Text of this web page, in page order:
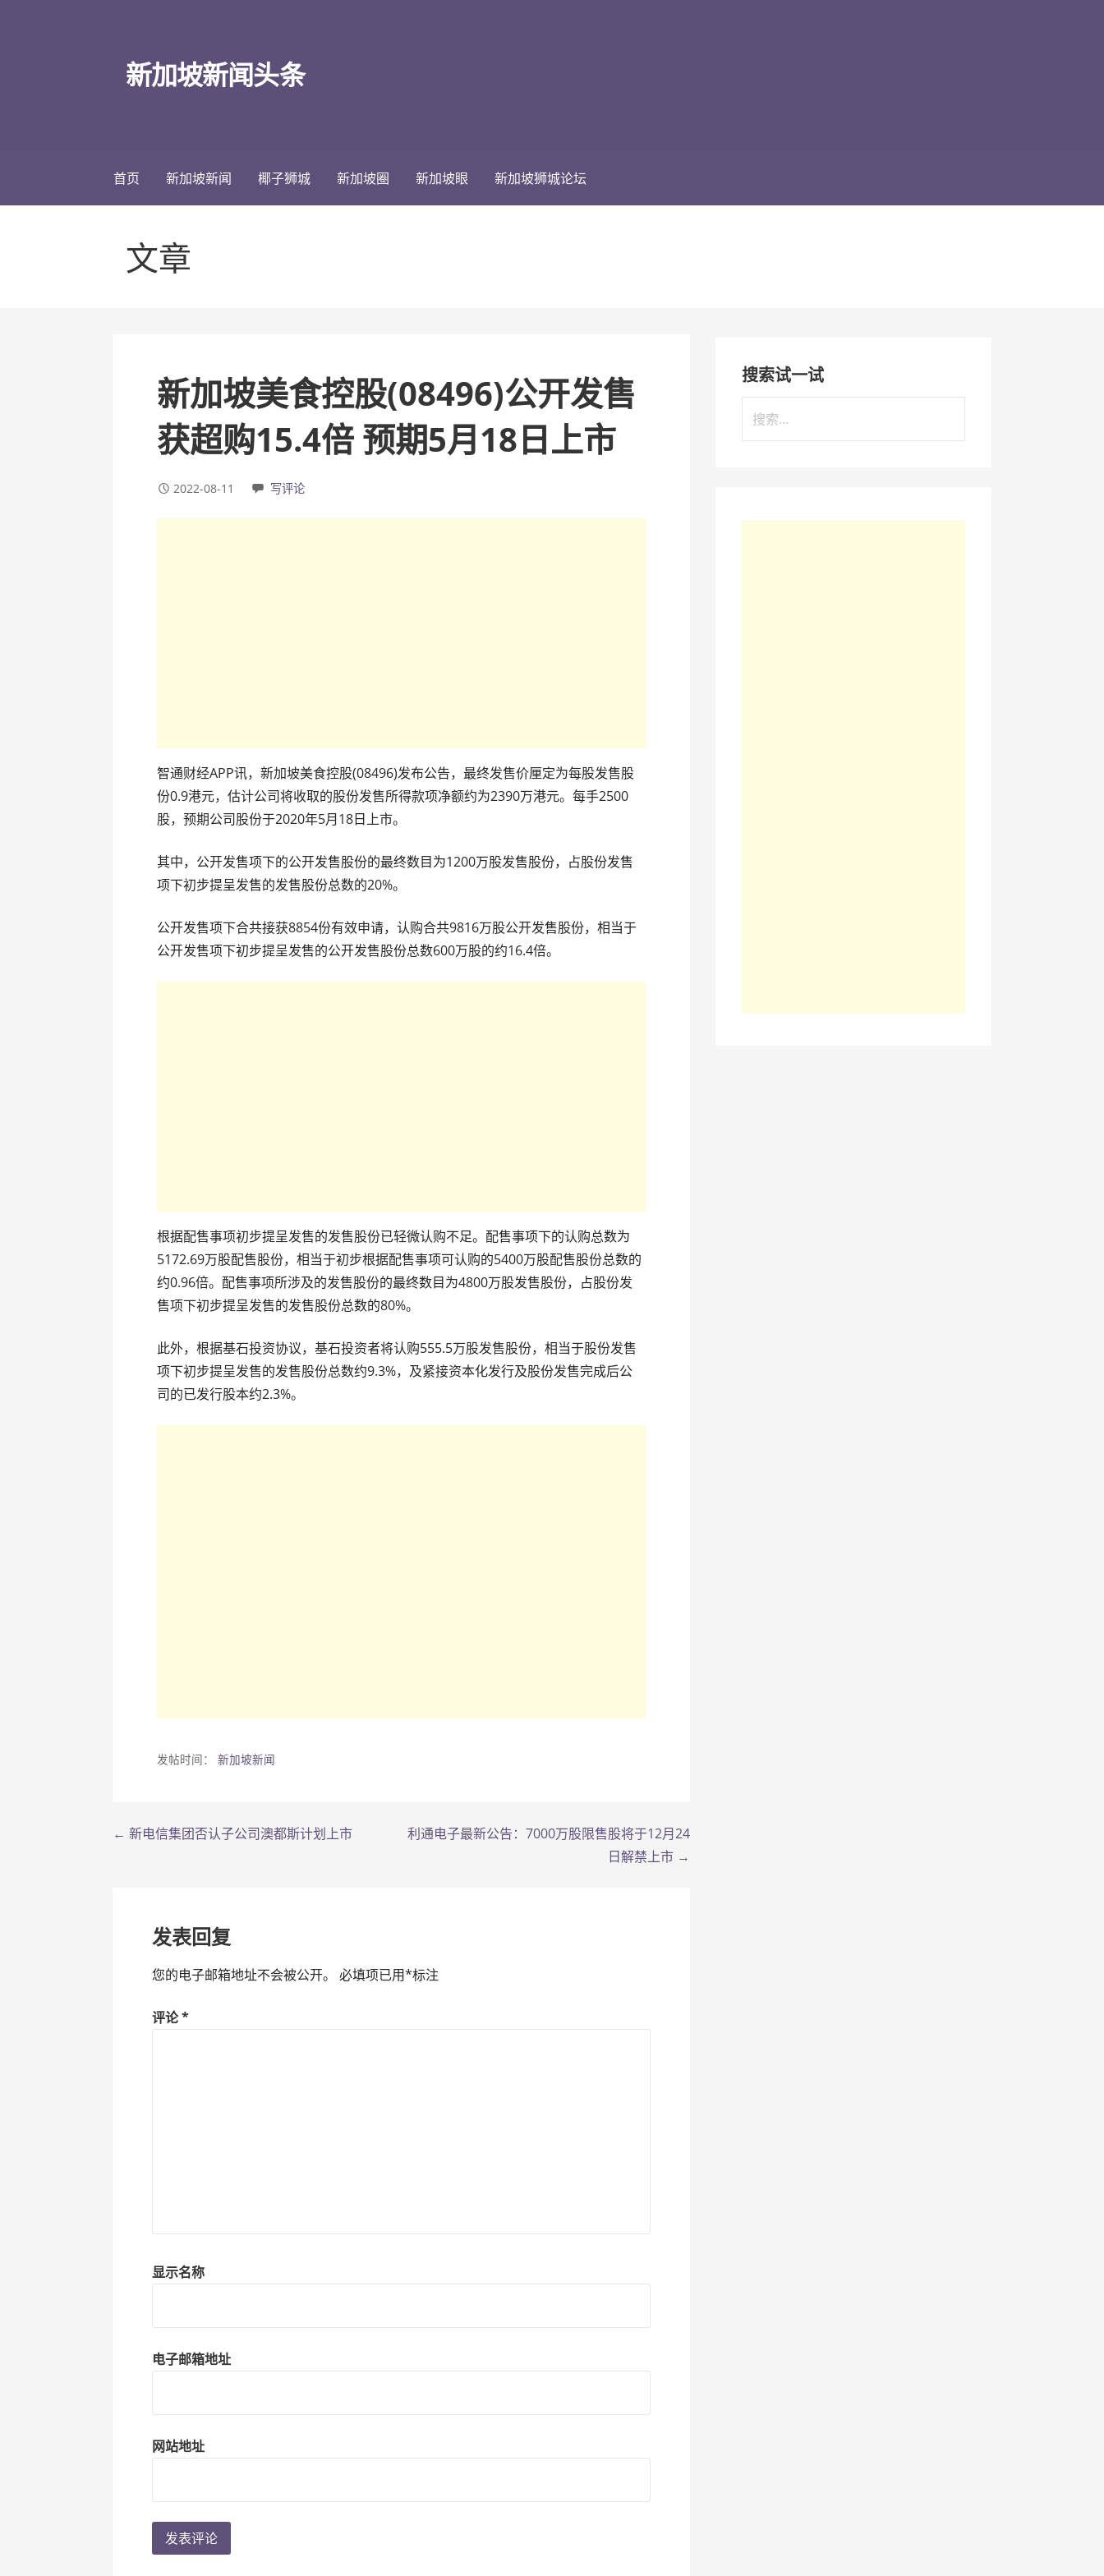
新加坡新闻头条
首页 新加坡新闻 椰子狮城 新加坡圈 新加坡眼 新加坡狮城论坛
文章
新加坡美食控股(08496)公开发售
获超购15.4倍 预期5月18日上市
2022-08-11 写评论
智通财经APP讯，新加坡美食控股(08496)发布公告，最终发售价厘定为每股发售股
份0.9港元，估计公司将收取的股份发售所得款项净额约为2390万港元。每手2500
股，预期公司股份于2020年5月18日上市。
其中，公开发售项下的公开发售股份的最终数目为1200万股发售股份，占股份发售
项下初步提呈发售的发售股份总数的20%。
公开发售项下合共接获8854份有效申请，认购合共9816万股公开发售股份，相当于
公开发售项下初步提呈发售的公开发售股份总数600万股的约16.4倍。
根据配售事项初步提呈发售的发售股份已轻微认购不足。配售事项下的认购总数为
5172.69万股配售股份，相当于初步根据配售事项可认购的5400万股配售股份总数的
约0.96倍。配售事项所涉及的发售股份的最终数目为4800万股发售股份，占股份发
售项下初步提呈发售的发售股份总数的80%。
此外，根据基石投资协议，基石投资者将认购555.5万股发售股份，相当于股份发售
项下初步提呈发售的发售股份总数约9.3%，及紧接资本化发行及股份发售完成后公
司的已发行股本约2.3%。
发帖时间：新加坡新闻
文
← 新电信集团否认子公司澳都斯计划上市
利通电子最新公告：7000万股限售股将于12月24
日解禁上市 →
发表回复
您的电子邮箱地址不会被公开。 必填项已用*标注
评论*
显示名称
电子邮箱地址
网站地址
搜索试一试
索